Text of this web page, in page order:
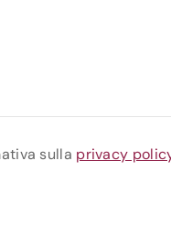
sulla privacy